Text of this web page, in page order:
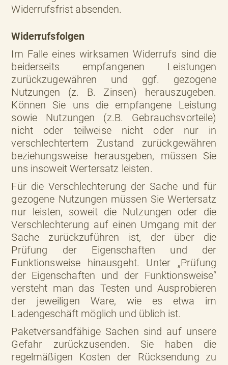
Widerrufsfrist absenden.
Widerrufsfolgen
Im Falle eines wirksamen Widerrufs sind die
beiderseits empfangenen Leistungen
zurückzugewähren und ggf. gezogene
Nutzungen (z. B. Zinsen) herauszugeben.
Können Sie uns die empfangene Leistung
sowie Nutzungen (z.B. Gebrauchsvorteile)
nicht oder teilweise nicht oder nur in
verschlechtertem Zustand zurückgewähren
beziehungsweise herausgeben, müssen Sie
uns insoweit Wertersatz leisten.
Für die Verschlechterung der Sache und für
gezogene Nutzungen müssen Sie Wertersatz
nur leisten, soweit die Nutzungen oder die
Verschlechterung auf einen Umgang mit der
Sache zurückzuführen ist, der über die
Prüfung der Eigenschaften und der
Funktionsweise hinausgeht. Unter „Prüfung
der Eigenschaften und der Funktionsweise“
versteht man das Testen und Ausprobieren
der jeweiligen Ware, wie es etwa im
Ladengeschäft möglich und üblich ist.
Paketversandfähige Sachen sind auf unsere
Gefahr zurückzusenden. Sie haben die
regelmäßigen Kosten der Rücksendung zu